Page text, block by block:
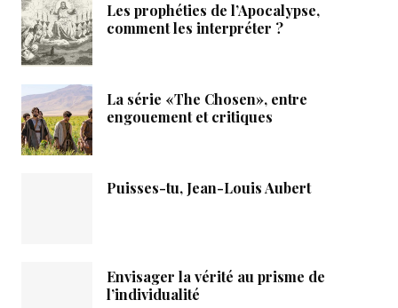
Les prophéties de l’Apocalypse,
comment les interpréter ?
La série «The Chosen», entre
engouement et critiques
Puisses-tu, Jean-Louis Aubert
Envisager la vérité au prisme de
l’individualité